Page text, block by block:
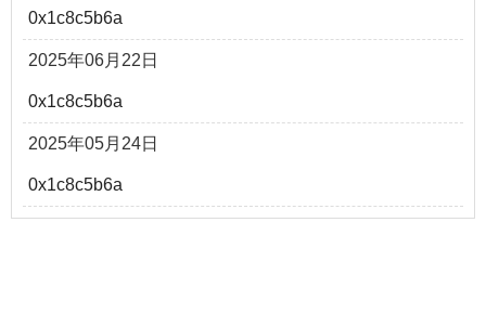
0x1c8c5b6a
2025年06月22日
0x1c8c5b6a
2025年05月24日
0x1c8c5b6a